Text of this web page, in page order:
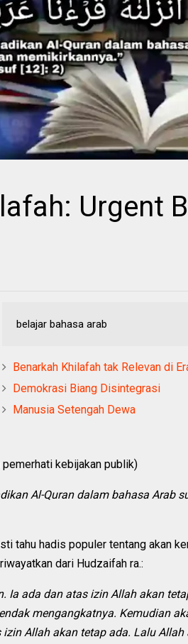
Urgent
belajar bahasa arab
Benarkah Khilafah tak Relevan di
Demokrasi Biang Disintegrasi
Manusia Setengah Dewa
kebijakan publik)
Al-Quran dalam bahasa Arab
tahu hadis populer tentang akan
dari Hudzaifah ra.:
Ia ada dan atas izin Allah akan
mengangkatnya. Kemudian
Allah akan tetap ada. Lalu Allah